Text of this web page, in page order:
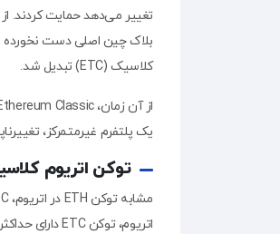
تغییر می‌دهد حمایت کردند.
کلاسیک (ETC) تبدیل شد.
یک پلتفرم غیرمتمرکز،
توکن اتریوم